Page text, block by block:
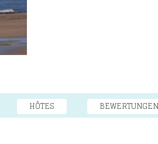
HÔTES BEWERTUNGEN